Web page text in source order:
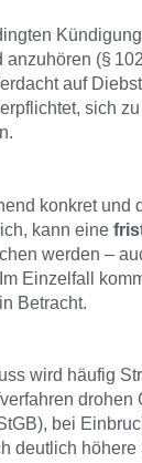
(§
auf
sich
konkret und
kann eine
werden –
Einzelfall
Betracht.
wird häufig
drohen
bei
deutlich höhere